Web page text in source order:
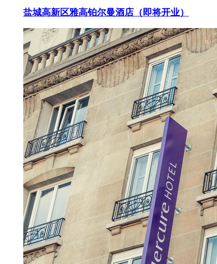
盐城高新区雅高铂尔曼酒店（即将开业）